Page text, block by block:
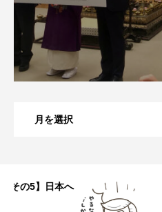
月を選択
【イラン戦争
のタイミング